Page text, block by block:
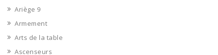
Ariège 9
Armement
Arts de la table
Ascenseurs